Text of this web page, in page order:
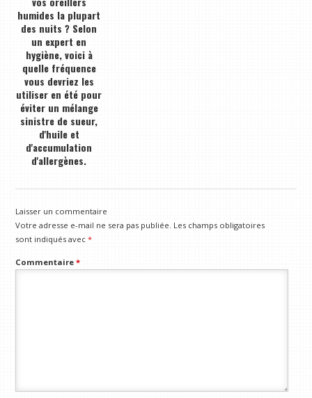
humides la plupart
des nuits ? Selon
un expert en
hygiène, voici à
quelle fréquence
vous devriez les
utiliser en été pour
éviter un mélange
sinistre de sueur,
d'huile et
d'accumulation
d'allergènes.
Laisser un commentaire
Votre adresse e-mail ne sera pas publiée. Les champs obligatoires
sont indiqués avec*
Commentaire*